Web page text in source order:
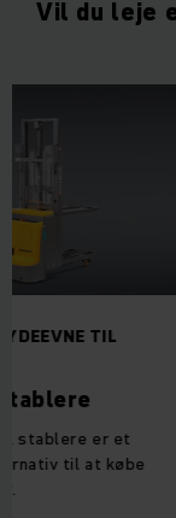
Vil du leje
TIL
stablere er et
til at købe